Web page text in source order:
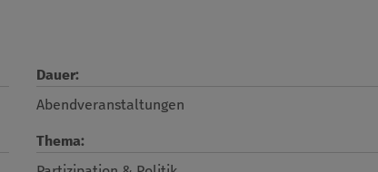
Dauer:
Abendveranstaltungen
Thema: